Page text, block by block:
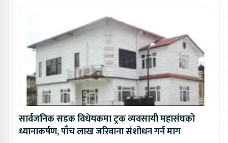
सार्वजनिक सडक विधेयकमा ट्रक व्यवसायी महासंघको
ध्यानाकर्षण, पाँच लाख जरिवाना संशोधन गर्न माग